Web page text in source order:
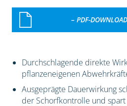
– PDF-
Durchschlagende direkte
pflanzeneigenen
Ausgeprägte Dauerwirkung
der Schorfkontrolle und